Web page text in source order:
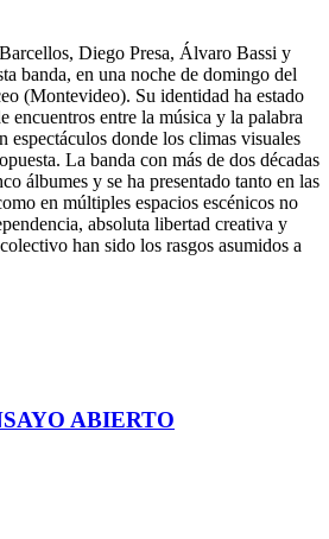
Diego Presa, Álvaro Bassi y
banda, en una noche de domingo del
(Montevideo). Su identidad ha estado
encuentros entre la música y la palabra
espectáculos donde los climas visuales
La banda con más de dos décadas
álbumes y se ha presentado tanto en las
en múltiples espacios escénicos no
absoluta libertad creativa y
han sido los rasgos asumidos a
ABIERTO